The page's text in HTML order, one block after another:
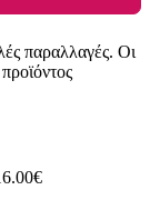
παραλλαγές. Οι